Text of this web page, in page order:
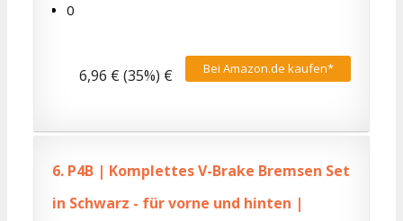
0
Bei Amazon.de kaufen*
6,96 € (35%) €
6. P4B | Komplettes V-Brake Bremsen Set
in Schwarz - für vorne und hinten |